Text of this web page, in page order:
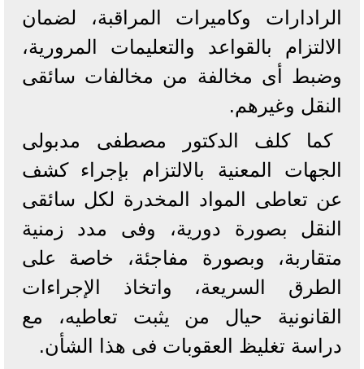
الرادارات وكاميرات المراقبة، لضمان
الالتزام بالقواعد والتعليمات المرورية،
وضبط أى مخالفة من مخالفات سائقى
النقل وغيرهم.
كما كلف الدكتور مصطفى مدبولى
الجهات المعنية بالالتزام بإجراء كشف
عن تعاطى المواد المخدرة لكل سائقى
النقل بصورة دورية، وفى مدد زمنية
متقاربة، وبصورة مفاجئة، خاصة على
الطرق السريعة، واتخاذ الإجراءات
القانونية حيال من يثبت تعاطيه، مع
دراسة تغليظ العقوبات فى هذا الشأن.